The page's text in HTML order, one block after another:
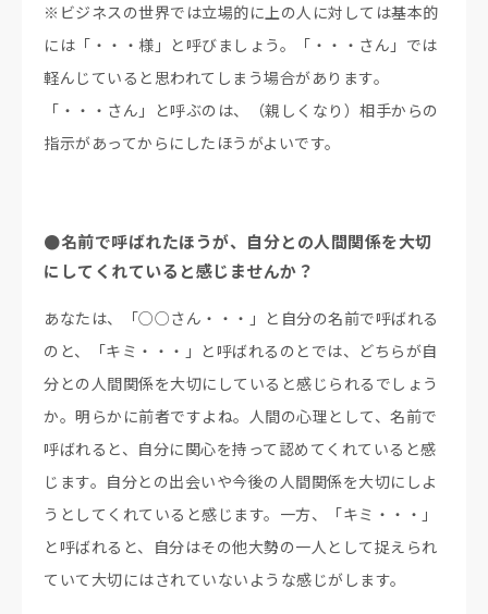
※ビジネスの世界では立場的に上の人に対しては基本的
には「・・・様」と呼びましょう。「・・・さん」では
軽んじていると思われてしまう場合があります。
「・・・さん」と呼ぶのは、（親しくなり）相手からの
指示があってからにしたほうがよいです。
●名前で呼ばれたほうが、自分との人間関係を大切
にしてくれていると感じませんか？
あなたは、「○○さん・・・」と自分の名前で呼ばれる
のと、「キミ・・・」と呼ばれるのとでは、どちらが自
分との人間関係を大切にしていると感じられるでしょう
か。明らかに前者ですよね。人間の心理として、名前で
呼ばれると、自分に関心を持って認めてくれていると感
じます。自分との出会いや今後の人間関係を大切にしよ
うとしてくれていると感じます。一方、「キミ・・・」
と呼ばれると、自分はその他大勢の一人として捉えられ
ていて大切にはされていないような感じがします。